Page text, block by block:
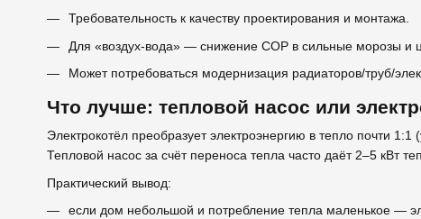
Требовательность к качеству проектирования и монтажа.
Для «воздух-вода» — снижение COP в сильные морозы и
Может потребоваться модернизация радиаторов/труб/
Что лучше: тепловой насос или
Электрокотёл преобразует электроэнергию в тепло почти 1:1
Тепловой насос за счёт переноса тепла часто даёт 2–5 кВт
Практический вывод:
если дом небольшой и потребление тепла маленькое —